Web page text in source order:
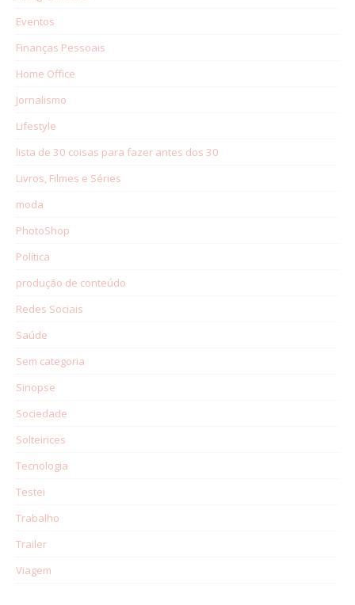
Eventos
Finanças Pessoais
Home Office
Jornalismo
Lifestyle
lista de 30 coisas para fazer antes dos 30
Livros, Filmes e Séries
moda
PhotoShop
Política
produção de conteúdo
Redes Sociais
Saúde
Sem categoria
Sinopse
Sociedade
Solteirices
Tecnologia
Testei
Trabalho
Trailer
Viagem